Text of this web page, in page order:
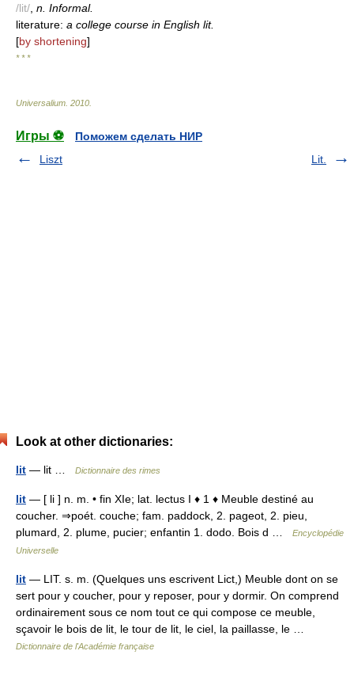
/lit/ n. Informal.
literature: a college course in English lit.
[by shortening]
* * *
Universalium 2010
Игры ⚽
Поможем сделать НИР
Liszt
Lit.
Look at other dictionaries:
lit — lit … Dictionnaire des rimes
lit — [ li ] n. m. • fin XIe; lat. lectus I ♦ 1 ♦ Meuble destiné au
coucher. ⇒poét. couche; fam. paddock, 2. pageot, 2. pieu,
plumard, 2. plume, pucier; enfantin 1. dodo. Bois d …
Encyclopédie
Universelle
lit — LIT. s. m. (Quelques uns escrivent Lict,) Meuble dont on se
sert pour y coucher, pour y reposer, pour y dormir. On comprend
ordinairement sous ce nom tout ce qui compose ce meuble,
sçavoir le bois de lit, le tour de lit, le ciel, la paillasse, le …
Dictionnaire de l'Académie française